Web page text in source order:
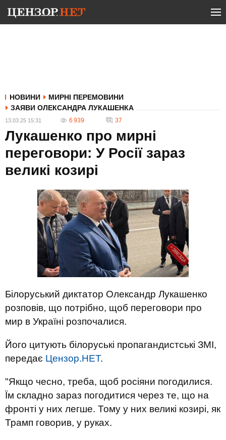
НОВИНИ
МИРНІ ПЕРЕМОВИНИ
ЗАЯВИ ОЛЕКСАНДРА ЛУКАШЕНКА
13.03.25 15:31 6 939 37
Лукашенко про мирні
переговори: У Росії зараз
великі козирі
Білоруський диктатор Олександр Лукашенко
розповів, що потрібно, щоб переговори про
мир в Україні розпочалися.
Його цитують білоруські пропагандистські ЗМІ,
передає Цензор.НЕТ.
"Якщо чесно, треба, щоб росіяни погодилися.
Їм складно зараз погодитися через те, що на
фронті у них легше. Тому у них великі козирі, як
Трамп говорив, у руках.